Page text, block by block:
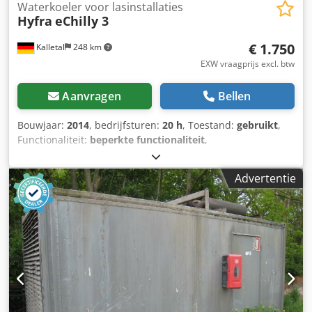
Kalletal 248 km
Waterkoeler voor lasinstallaties
Hyfra eChilly 3
€ 1.750
EXW vraagprijs excl. btw
Aanvragen Bellen
Bouwjaar: 2014, bedrijfsturen: 20 h, Toestand: gebruikt,
Functionaliteit: beperkte functionaliteit,
14040753
eChilly 2 – industriële koelmachine voor lasapparatuur Te
koop aangeboden: een krachtige Hyfra waterkoeler, type
eChilly 2, in goede staat. Het apparaat is in Duitsland
vervaardigd en is ontworpen voor betrouwbaar, continu
gebruik in de industrie. Dcjdezqdu Rspfx Ac Usk De
waterkoeler is ideaal geschikt voor het koelen van
weerstandslasmachines, laserlassystemen en andere
watergekoelde productiemachines. Hij overtuigt door zijn
hoge koelcapaciteit, robuuste constructie en betrouwbare
werking, zelfs bij hoge omgevingstemperaturen.
Advertentie